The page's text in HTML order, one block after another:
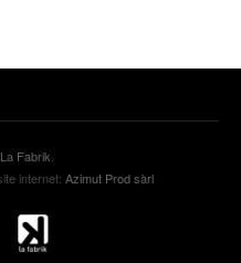
La Fabrik.
internet: Azimut Prod sàrl